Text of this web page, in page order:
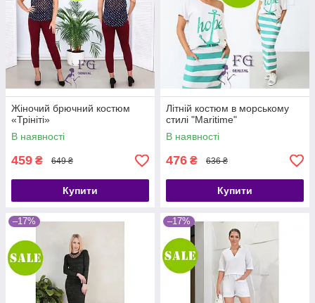
Жіночий брючний костюм
«Трініті»
В наявності
459 ₴ 649 ₴
Купити
Літній костюм в морському
стилі "Maritime"
В наявності
476 ₴ 636 ₴
Купити
–17% –17%